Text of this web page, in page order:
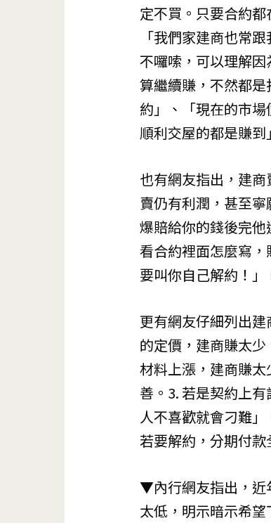
定不買。只要合約
「我們家建商也常
不囉嗦，可以理解
算繼續賺，不然都
約」、「現在的市
順利交屋的都是賺到
也有網友指出，建
賣仍有利潤，甚至
爆賠給你的錢後完
看合約裡面怎麼寫
要叫你自己解約！」
更有網友仔細列出
的定價，建商賺太
材料上漲，建商賺
善。3. 若是契約上
人不喜歡就會刁難
若要解約，分期付
▼內行網友指出，近
太低，明示暗示希